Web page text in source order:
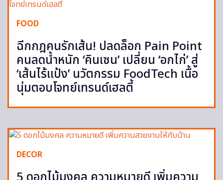
FOOD
ฉีกกฎคนรักเส้น! ปลดล็อก Pain Point
คนลดน้ำหนัก ‘คินเซน’ เปลี่ยน ‘อกไก่’ สู่
‘เส้นไร้แป้ง’ นวัตกรรม FoodTech เนื้อ
นุ่มตอบโจทย์เทรนด์เฮลตี้
DECOR